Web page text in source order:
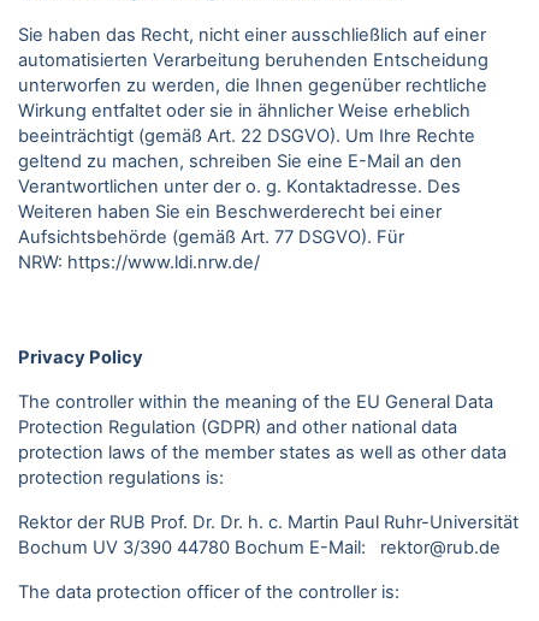
Sie haben das Recht, nicht einer ausschließlich auf einer
automatisierten Verarbeitung beruhenden Entscheidung
unterworfen zu werden, die Ihnen gegenüber rechtliche
Wirkung entfaltet oder sie in ähnlicher Weise erheblich
beeinträchtigt (gemäß Art. 22 DSGVO). Um Ihre Rechte
geltend zu machen, schreiben Sie eine E-Mail an den
Verantwortlichen unter der o. g. Kontaktadresse. Des
Weiteren haben Sie ein Beschwerderecht bei einer
Aufsichtsbehörde (gemäß Art. 77 DSGVO). Für
NRW: https://www.ldi.nrw.de/
Privacy Policy
The controller within the meaning of the EU General Data
Protection Regulation (GDPR) and other national data
protection laws of the member states as well as other data
protection regulations is:
Rektor der RUB Prof. Dr. Dr. h. c. Martin Paul Ruhr-Universität
Bochum UV 3/390 44780 Bochum E-Mail: rektor@rub.de
The data protection officer of the controller is: